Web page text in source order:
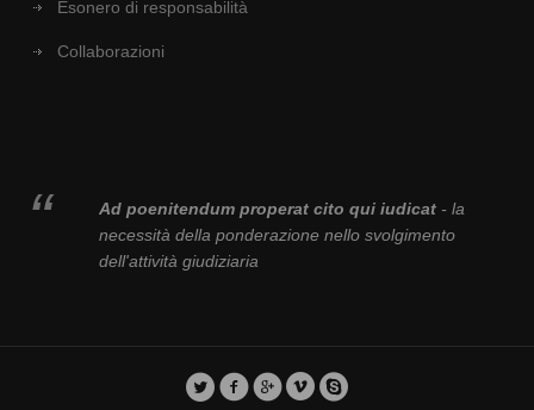
Esonero di responsabilità
Collaborazioni
Ad poenitendum properat cito qui iudicat- la
necessità della ponderazione nello svolgimento
dell'attività giudiziaria